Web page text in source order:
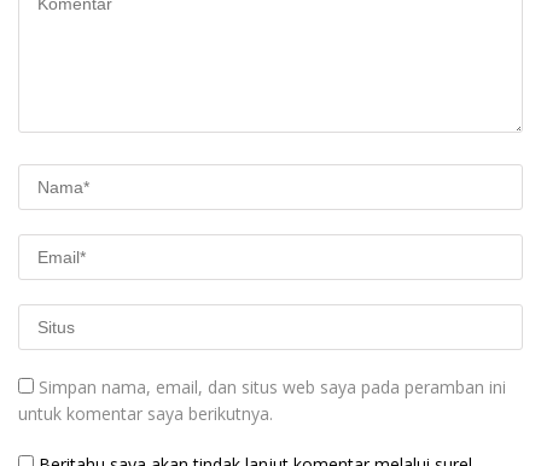
Simpan nama, email, dan situs web saya pada peramban ini
untuk komentar saya berikutnya.